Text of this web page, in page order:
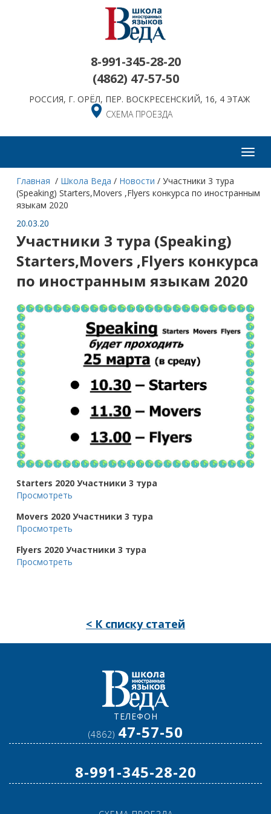
8-991-345-28-20
(4862) 47-57-50
РОССИЯ, Г. ОРЁЛ, ПЕР. ВОСКРЕСЕНСКИЙ, 16, 4 ЭТАЖ
СХЕМА ПРОЕЗДА
Главная / Школа Веда / Новости / Участники 3 тура
(Speaking) Starters,Movers ,Flyers конкурса по иностранным
языкам 2020
20.03.20
Участники 3 тура (Speaking)
Starters,Movers ,Flyers конкурса
по иностранным языкам 2020
Starters 2020 Участники 3 тура
Просмотреть
Movers 2020 Участники 3 тура
Просмотреть
Flyers 2020 Участники 3 тура
Просмотреть
< К списку статей
ТЕЛЕФОН
(4862) 47-57-50
8-991-345-28-20